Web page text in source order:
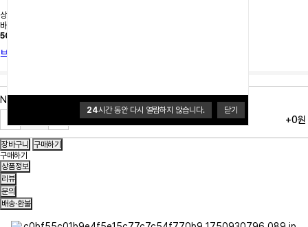
24시간 동안 다시 열람하지 않습니다. 닫기
상품 선택옵션 0 개, 추가옵션 0 개
배송
50,000원이상 무료배송
브랜드 홈
N.I.P 파워 플랫 강염 버너 블랙
+0원
구매하기
상품정보
리뷰
문의
배송·환불